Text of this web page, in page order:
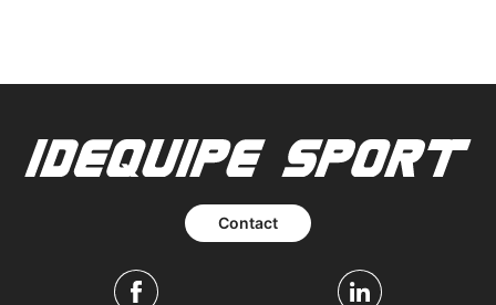
Contact
Facebook Linkedin